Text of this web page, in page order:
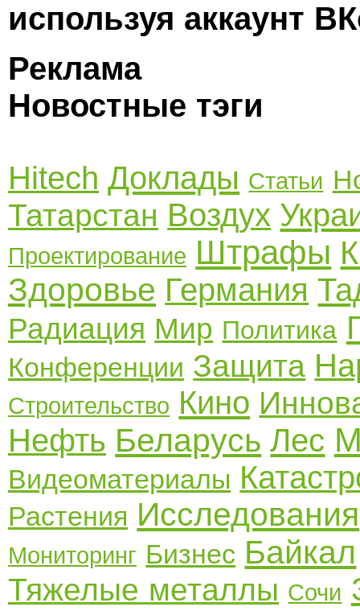
используя аккаунт
Реклама
Новостные тэги
Hitech Доклады Статьи
Татарстан Воздух
Проектирование Штрафы
Здоровье Германия
Радиация Мир Политика
Конференции Защита
Строительство Кино
Нефть Беларусь Лес
Видеоматериалы
Растения Исследования
Мониторинг Бизнес Байкал
Тяжелые металлы Сочи